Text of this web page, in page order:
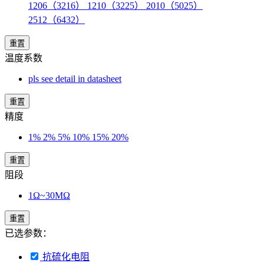
1206（3216） 1210（3225） 2010（5025）
2512（6432）
重置
温度系数
pls see detail in datasheet
重置
精度
1% 2% 5% 10% 15% 20%
重置
阻段
1Ω~30MΩ
重置
已选参数：
抗硫化电阻